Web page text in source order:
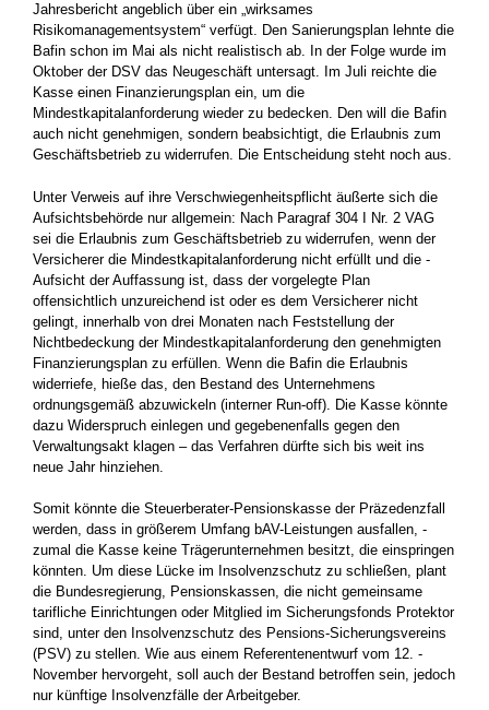
Jahresbericht angeblich über ein „wirksames
Risikomanagementsystem“ verfügt. Den Sanierungsplan lehnte die
Bafin schon im Mai als nicht realistisch ab. In der Folge wurde im
Oktober der DSV das Neugeschäft untersagt. Im Juli reichte die
Kasse einen Finanzierungsplan ein, um die
Mindestkapitalanforderung wieder zu ­bedecken. Den will die Bafin
auch nicht genehmigen, sondern beabsichtigt, die Erlaubnis zum
Geschäftsbetrieb zu widerrufen. Die Entscheidung steht noch aus.
Unter Verweis auf ihre Verschwiegenheitspflicht äußerte sich die
Aufsichtsbehörde nur allgemein: Nach Paragraf 304 I Nr. 2 VAG
sei die Erlaubnis zum Geschäftsbetrieb zu widerrufen, wenn der
Ver­sicherer die Mindestkapitalanforderung nicht erfüllt und die ­
Aufsicht der Auffassung ist, dass der vorgelegte Plan
offensichtlich unzureichend ist oder es dem Versicherer nicht
gelingt, innerhalb von drei Monaten nach Feststellung der
Nichtbedeckung der ­Mindestkapitalanforderung den genehmigten
Finanzierungsplan zu erfüllen. Wenn die Bafin die Erlaubnis
widerriefe, hieße das, den Bestand des Unternehmens
ordnungsgemäß abzuwickeln ­(interner Run-off). Die Kasse könnte
dazu Widerspruch einlegen und gegebenenfalls gegen den
Verwaltungsakt klagen – das Ver­fahren dürfte sich bis weit ins
neue Jahr hinziehen.
Somit könnte die Steuerberater-Pensionskasse der Präzedenzfall
werden, dass in größerem Umfang bAV-Leistungen ausfallen, ­
zumal die Kasse keine Trägerunternehmen besitzt, die einspringen
könnten. Um diese Lücke im Insolvenzschutz zu schließen, plant
die Bundesregierung, Pensionskassen, die nicht gemeinsame
tarifliche Einrichtungen oder Mitglied im Sicherungsfonds Protektor
sind, unter den Insolvenzschutz des Pensions-Sicherungsvereins
(PSV) zu stellen. Wie aus einem Referentenentwurf vom 12. ­
November hervorgeht, soll auch der Bestand betroffen sein, jedoch
nur künftige Insolvenzfälle der Arbeitgeber.